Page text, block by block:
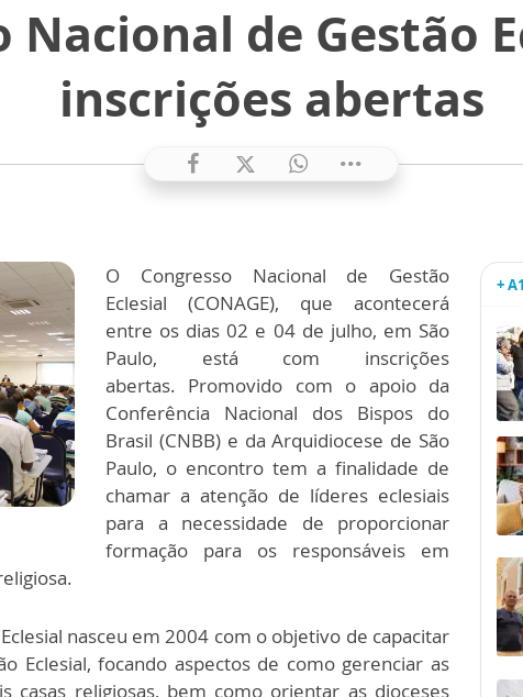
Nacional de Gestão
inscrições abertas
O Congresso Nacional de Gestão
Eclesial (CONAGE), que acontecerá
entre os dias 02 e 04 de julho, em São
Paulo, está com inscrições
abertas. Promovido com o apoio da
Conferência Nacional dos Bispos do
Brasil (CNBB) e da Arquidiocese de São
Paulo, o encontro tem a finalidade de
chamar a atenção de líderes eclesiais
para a necessidade de proporcionar
formação para os responsáveis em
nasceu em 2004 com o objetivo de capacitar
Eclesial, focando aspectos de como gerenciar as
casas religiosas, bem como orientar as dioceses
+